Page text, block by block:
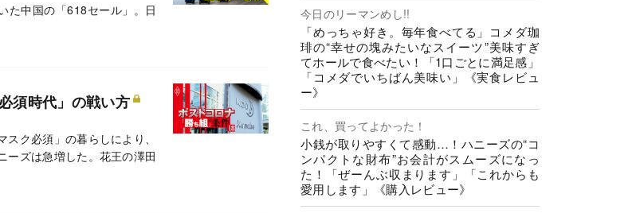
た中国の「618セール」。日
須時代」の戦い方
ク必須」の暮らしにより、
ーズは急増した。花王の澤田
今日のリーマンめし!!
「めっちゃ好き。毎年食べてる」コメダ珈
琲の“幸せの塊みたいなスイーツ”美味すぎ
てホールで食べたい！「1口ごとに満足感」
「コメダでいちばん美味い」《実食レビュ
ー》
これ、買ってよかった！
小銭が取りやすくて感動…！ハニーズの“コ
ンパクトな財布”お会計がスムーズになっ
た！「ぜーんぶ収まります」「これからも
愛用します」《購入レビュー》